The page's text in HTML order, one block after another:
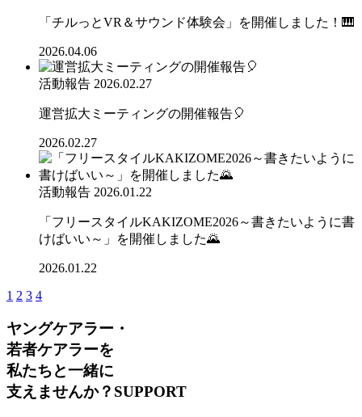
「チルっとVR＆サウンド体験会」を開催しました！🎹
2026.04.06
活動報告 2026.02.27
運営拡大ミーティングの開催報告🎈
2026.02.27
活動報告 2026.01.22
「フリースタイルKAKIZOME2026～書きたいように書
けばいい～」を開催しました🌄
2026.01.22
1 2 3 4
ヤングケアラー・
若者ケアラーを
私たちと一緒に
支えませんか？ SUPPORT